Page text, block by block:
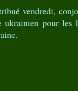
vendredi,
ukrainien pour les